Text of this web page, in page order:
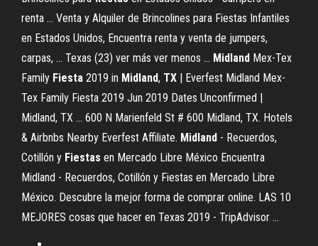
renta ... Venta y Alquiler de Brincolines para Fiestas Infantiles
en Estados Unidos, Encuentra renta y venta de jumpers,
carpas, ... Texas (23) ver más ver menos ... Midland Mex-Tex
Family Fiesta 2019 in Midland, TX | Everfest Midland Mex-
Tex Family Fiesta 2019 Jun 2019 Dates Unconfirmed |
Midland, TX ... 600 N Marienfeld St # 600 Midland, TX. Hotels
& Airbnbs Nearby Everfest Affiliate. Midland - Recuerdos,
Cotillón y Fiestas en Mercado Libre México Encuentra
Midland - Recuerdos, Cotillón y Fiestas en Mercado Libre
México. Descubre la mejor forma de comprar online. LAS 10
MEJORES cosas que hacer en Texas 2019 - TripAdvisor ...